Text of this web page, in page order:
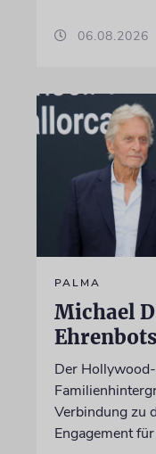
06.08.2026
PALMA
Michael
Der
Verbindung zu
Engagement